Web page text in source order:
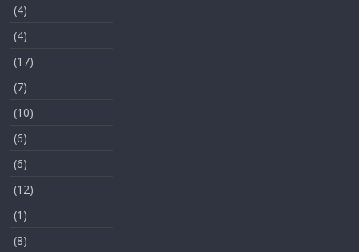
(4)
(4)
(17)
(7)
(10)
(6)
(6)
(12)
(1)
(8)